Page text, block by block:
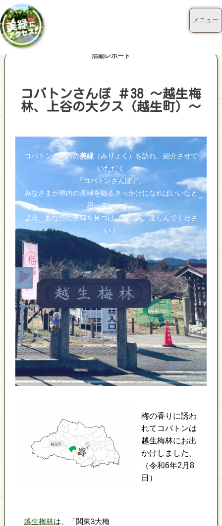
活動レポート
コバトンさんぽ ＃38 ～越生梅
林、上谷の大クス（越生町）～
コバトンが県内の美緑 （みりょく）を訪れ、紹介させて
いただく
「コバトンさんぽ」。
みなさまが県内の美緑を知るきっかけになればいいなと
思っています。
是非、あなたの美緑を見つけ、親しみ、楽しんでくださ
い！
梅の香りに誘わ
れてコバトンは
越生梅林にお出
かけしました。
（令和6年2月8
日）
越生梅林は、「関東3大梅
メニュー